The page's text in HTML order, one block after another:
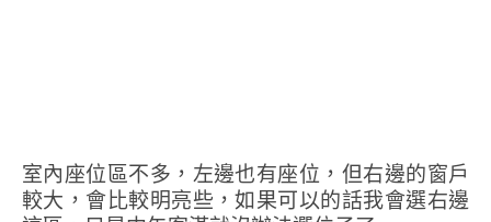
室內座位區不多，左邊也有座位，但右邊的窗戶
較大，會比較明亮些，如果可以的話我會選右邊